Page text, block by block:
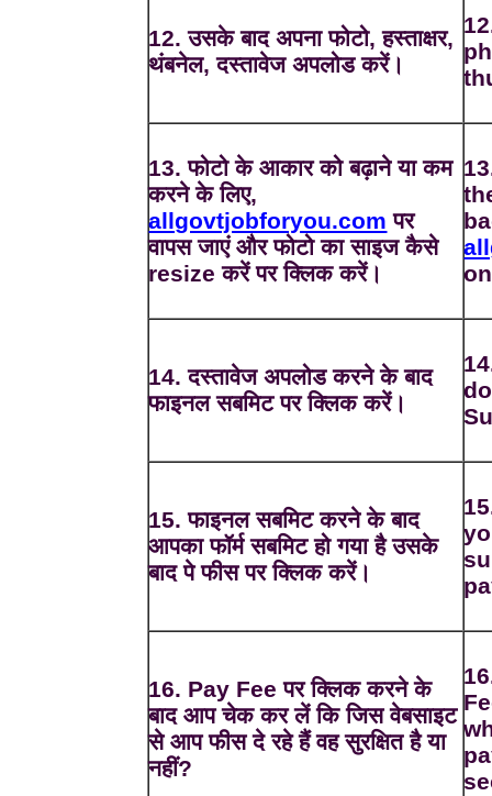
12. उसके बाद अपना फोटो, हस्ताक्षर,
थंबनेल, दस्तावेज अपलोड करें।
13. फोटो के आकार को बढ़ाने या कम
करने के लिए,
allgovtjobforyou.com पर
वापस जाएं और फोटो का साइज कैसे
resize करें पर क्लिक करें।
14. दस्तावेज अपलोड करने के बाद
फाइनल सबमिट पर क्लिक करें।
15. फाइनल सबमिट करने के बाद
आपका फॉर्म सबमिट हो गया है उसके
बाद पे फीस पर क्लिक करें।
16. Pay Fee पर क्लिक करने के
बाद आप चेक कर लें कि जिस वेबसाइट
से आप फीस दे रहे हैं वह सुरक्षित है या
नहीं?